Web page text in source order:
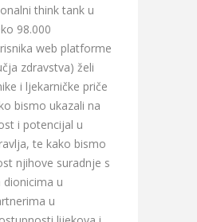
think tank u
98.000
web platforme
zdravstva) želi
i ljekarničke priče
bismo ukazali na
i potencijal u
te kako bismo
njihove suradnje s
u
u